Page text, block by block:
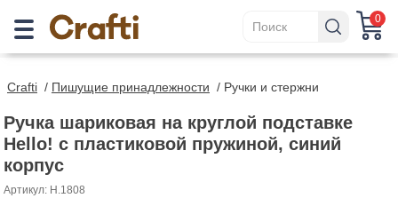
0
Crafti / Пишущие принадлежности / Ручки и стержни
Ручка шариковая на круглой подставке
Hello! с пластиковой пружиной, синий
корпус
Артикул: H.1808